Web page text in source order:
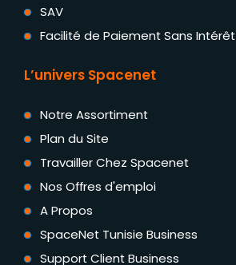
SAV
Facilité de Paiement Sans Intérêt
L’univers Spacenet
Notre Assortiment
Plan du Site
Travailler Chez Spacenet
Nos Offres d'emploi
A Propos
SpaceNet Tunisie Business
Support Client Business